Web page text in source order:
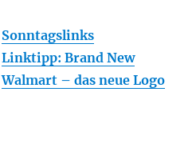
Sonntagslinks
Linktipp: Brand New
Walmart – das neue Logo